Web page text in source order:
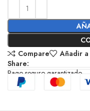
Compare
Añadir
Share:
Pago seguro garantizado